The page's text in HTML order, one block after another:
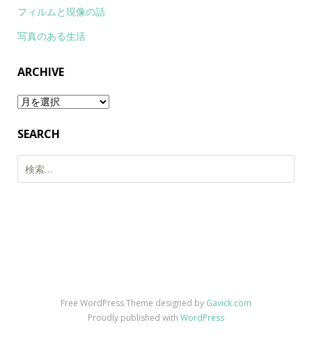
フィルムと現像の話
写真のある生活
ARCHIVE
Archive
SEARCH
索:
Free WordPress Theme designed by Gavick.com
Proudly published with WordPress